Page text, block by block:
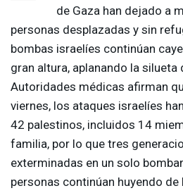
de Gaza han dejado a
personas desplazadas y sin
bombas israelíes continúan
gran altura, aplanando la silueta
Autoridades médicas afirman
viernes, los ataques israelíes
42 palestinos, incluidos 14
familia, por lo que tres
exterminadas en un solo
personas continúan huyendo de